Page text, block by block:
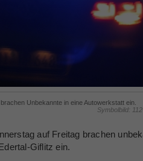
Unbekannte in eine Autowerkstatt ein.
Symbolbild:
auf Freitag brachen
Giflitz ein.